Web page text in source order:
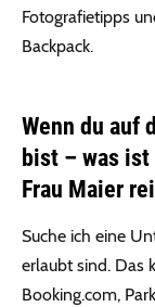
Fotografietipps
Backpack.
Wenn du auf
bist – was
Frau Maier
Suche ich eine
erlaubt sind. Das
Booking.com,